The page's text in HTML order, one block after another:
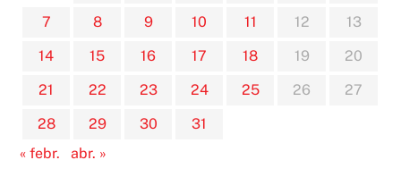
7
8 9 10 11 12
13
14
15 16 17 18 19
20
21
22 23 24 25 26
27
28
29 30
31
« febr.
abr. »